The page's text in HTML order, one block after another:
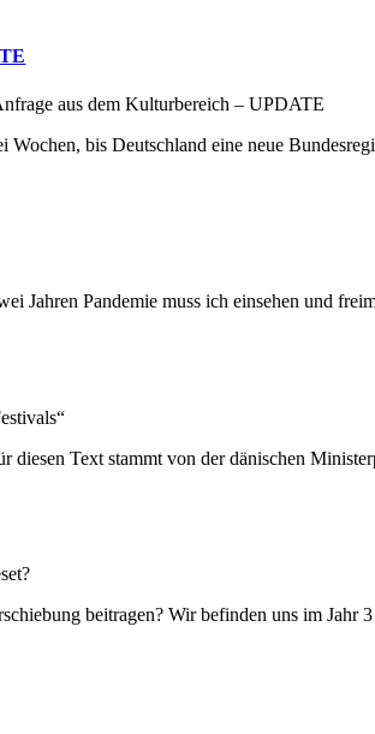
aus dem Kulturbereich – UPDATE
bis Deutschland eine neue
Jahren Pandemie muss ich einsehen und
Text stammt von der dänischen
beitragen? Wir befinden uns im